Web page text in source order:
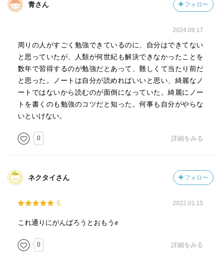
青さん フォロー
2024.09.17
周りの人がすごく勉強できているのに、自分はできてない
と思っていたが、人類が何世紀も解決できなかったことを
数年で習得するのが勉強だとあって、難しくて当たり前だ
と思った。ノートは自分が読めればいいと思い、綺麗なノ
ートではないから読むのが面倒になっていた。綺麗にノー
トを書くのも勉強のコツだと知った。何事も自分がやらな
いといけない。
0 詳細をみる
ネクタイさん フォロー
5 2022.01.15
これ通りにがんばろうとおもう✊
0 詳細をみる